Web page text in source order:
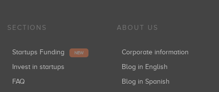
SECTIONS
Startups Funding NEW
Invest in startups
FAQ
ABOUT US
Corporate information
Blog in English
Blog in Spanish